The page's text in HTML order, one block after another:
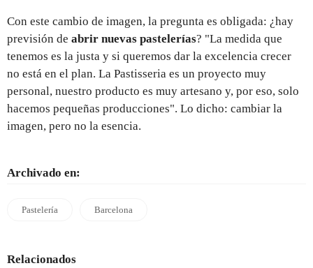
Con este cambio de imagen, la pregunta es obligada: ¿hay
previsión de abrir nuevas pastelerías? "La medida que
tenemos es la justa y si queremos dar la excelencia crecer
no está en el plan. La Pastisseria es un proyecto muy
personal, nuestro producto es muy artesano y, por eso, solo
hacemos pequeñas producciones". Lo dicho: cambiar la
imagen, pero no la esencia.
Archivado en:
Pastelería Barcelona
Relacionados